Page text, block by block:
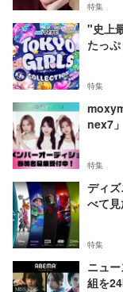
特集
"史上
たっ
特集
nex7」
特集
ディ
べて見
特集
ニュ
組を